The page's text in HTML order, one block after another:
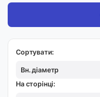
Сортувати:
Вн. діаметр
На сторінці: